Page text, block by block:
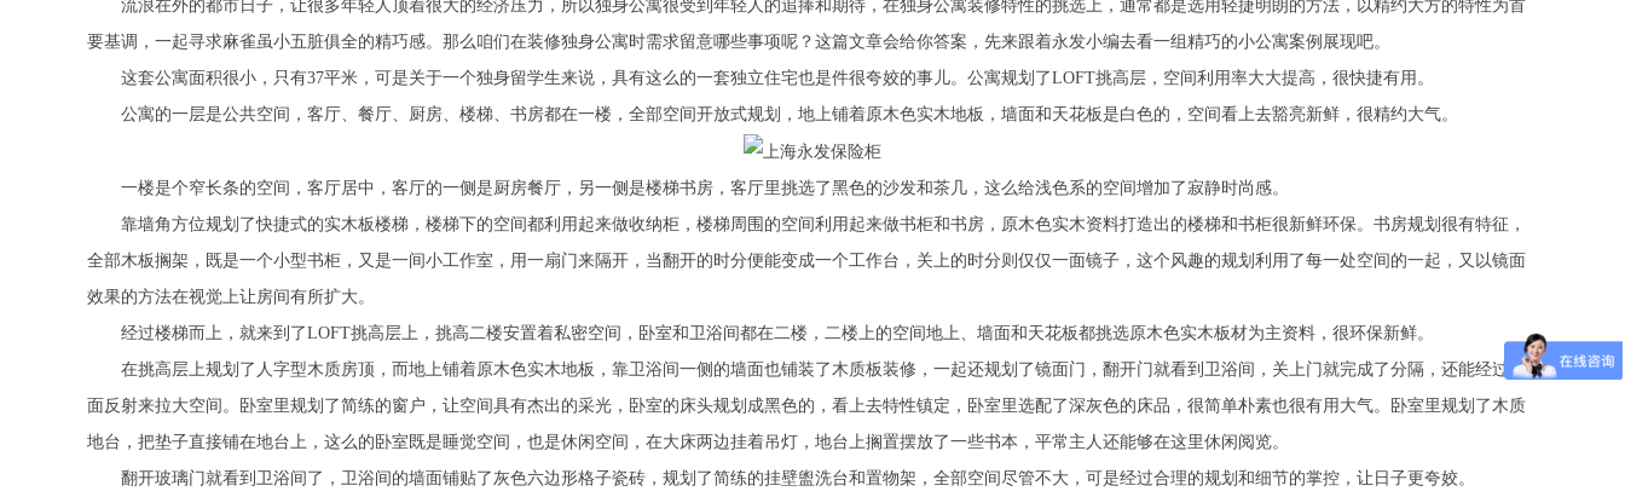
流浪在外的都市日子，让很多年轻人顶着很大的经济压力，所以独身公寓很受到年轻人的追捧和期待，在独身公寓装修特性的挑选上，通常都是选用轻捷明朗的方法，以精约大方的特性为首
要基调，一起寻求麻雀虽小五脏俱全的精巧感。那么咱们在装修独身公寓时需求留意哪些事项呢？这篇文章会给你答案，先来跟着永发小编去看一组精巧的小公寓案例展现吧。
这套公寓面积很小，只有37平米，可是关于一个独身留学生来说，具有这么的一套独立住宅也是件很夸姣的事儿。公寓规划了LOFT挑高层，空间利用率大大提高，很快捷有用。
公寓的一层是公共空间，客厅、餐厅、厨房、楼梯、书房都在一楼，全部空间开放式规划，地上铺着原木色实木地板，墙面和天花板是白色的，空间看上去豁亮新鲜，很精约大气。
一楼是个窄长条的空间，客厅居中，客厅的一侧是厨房餐厅，另一侧是楼梯书房，客厅里挑选了黑色的沙发和茶几，这么给浅色系的空间增加了寂静时尚感。
靠墙角方位规划了快捷式的实木板楼梯，楼梯下的空间都利用起来做收纳柜，楼梯周围的空间利用起来做书柜和书房，原木色实木资料打造出的楼梯和书柜很新鲜环保。书房规划很有特征，
全部木板搁架，既是一个小型书柜，又是一间小工作室，用一扇门来隔开，当翻开的时分便能变成一个工作台，关上的时分则仅仅一面镜子，这个风趣的规划利用了每一处空间的一起，又以镜面
效果的方法在视觉上让房间有所扩大。
经过楼梯而上，就来到了LOFT挑高层上，挑高二楼安置着私密空间，卧室和卫浴间都在二楼，二楼上的空间地上、墙面和天花板都挑选原木色实木板材为主资料，很环保新鲜。
在挑高层上规划了人字型木质房顶，而地上铺着原木色实木地板，靠卫浴间一侧的墙面也铺装了木质板装修，一起还规划了镜面门，翻开门就看到卫浴间，关上门就完成了分隔，还能经过镜
面反射来拉大空间。卧室里规划了简练的窗户，让空间具有杰出的采光，卧室的床头规划成黑色的，看上去特性镇定，卧室里选配了深灰色的床品，很简单朴素也很有用大气。卧室里规划了木质
地台，把垫子直接铺在地台上，这么的卧室既是睡觉空间，也是休闲空间，在大床两边挂着吊灯，地台上搁置摆放了一些书本，平常主人还能够在这里休闲阅览。
翻开玻璃门就看到卫浴间了，卫浴间的墙面铺贴了灰色六边形格子瓷砖，规划了简练的挂壁盥洗台和置物架，全部空间尽管不大，可是经过合理的规划和细节的掌控，让日子更夸姣。